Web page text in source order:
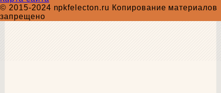
© 2015-2024 npkfelecton.ru Копирование материалов
запрещено